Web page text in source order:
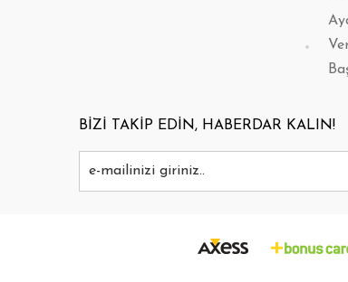
BİZİ TAKİP EDİN, HABERDAR KALIN!